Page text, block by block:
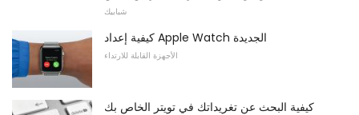
شبابيك
كيفية إعداد Apple Watch الجديدة
الأجهزة القابلة للارتداء
كيفية البحث عن تغريداتك في تويتر الخاص بك